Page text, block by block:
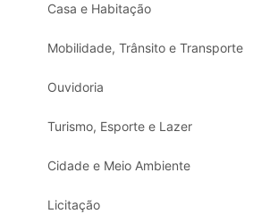
Casa e Habitação
Mobilidade, Trânsito e Transporte
Ouvidoria
Turismo, Esporte e Lazer
Cidade e Meio Ambiente
Licitação